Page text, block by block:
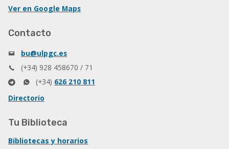
Ver en Google Maps
Contacto
bu@ulpgc.es
(+34) 928 458670 / 71
(+34) 626 210 811
Directorio
Tu Biblioteca
Bibliotecas y horarios